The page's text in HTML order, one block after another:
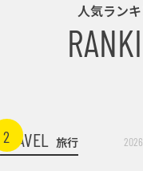
人気ラン
2
TRAVEL 旅行